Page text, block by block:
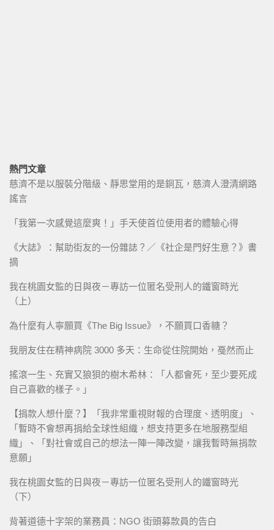
熱門文章
慈濟不是以服裝分階級、靜思堂用的是銅瓦，慈濟人澄清網路
謠言
「我第一次感覺這麼爽！」手天使首位使用者的體驗心得
《大誌》：幫助街友的一份雜誌？／《社企是門好生意？》書
摘
我在桃園女監的日與夜－專訪一位匿名受刑人的鐵窗時光
（上）
為什麼有人寧願買《The Big Issue》，不願買口香糖？
我朋友住在精神病院 3000 多天：生命從住院開始，戞然而止
搖滾一生、充實又狼狽的樹木希林：「人都會死，至少要死成
自己喜歡的樣子。」
【捐款人想什麼？】「我非常重視財報的合理度、透明度」、
「暫時不會想再捐給全球性組織，想支持更多在地服務型組
織」、「對社會或自己的想法一陣一陣改變，讓我暫時無捐款
意願」
我在桃園女監的日與夜－專訪一位匿名受刑人的鐵窗時光
（下）
背著道德十字架的業務員：NGO 街頭募款員的告白